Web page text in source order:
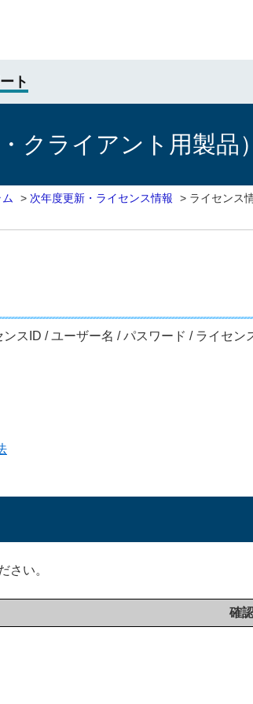
ト
クライアント用製品
> 次年度更新・ライセンス情報 > ライセンス
スID / ユーザー名 / パスワード / ライセ
さい。
確